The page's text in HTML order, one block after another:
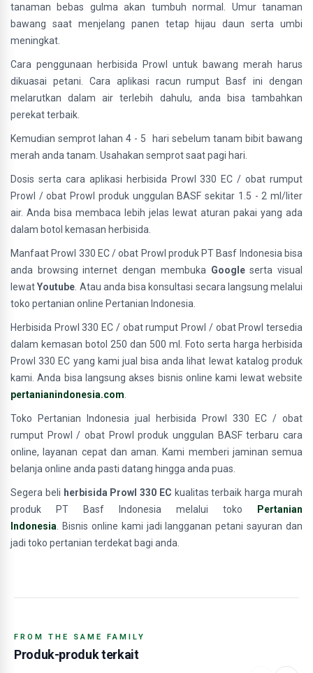
tanaman bebas gulma akan tumbuh normal. Umur tanaman
bawang saat menjelang panen tetap hijau daun serta umbi
meningkat.
Cara penggunaan herbisida Prowl untuk bawang merah harus
dikuasai petani. Cara aplikasi racun rumput Basf ini dengan
melarutkan dalam air terlebih dahulu, anda bisa tambahkan
perekat terbaik.
Kemudian semprot lahan 4 - 5 hari sebelum tanam bibit bawang
merah anda tanam. Usahakan semprot saat pagi hari.
Dosis serta cara aplikasi herbisida Prowl 330 EC / obat rumput
Prowl / obat Prowl produk unggulan BASF sekitar 1.5 - 2 ml/liter
air. Anda bisa membaca lebih jelas lewat aturan pakai yang ada
dalam botol kemasan herbisida.
Manfaat Prowl 330 EC / obat Prowl produk PT Basf Indonesia bisa
anda browsing internet dengan membuka Googleserta visual
lewatYoutube . Atau anda bisa konsultasi secara langsung melalui
toko pertanian online Pertanian Indonesia.
Herbisida Prowl 330 EC / obat rumput Prowl / obat Prowl tersedia
dalam kemasan botol 250 dan 500 ml. Foto serta harga herbisida
Prowl 330 EC yang kami jual bisa anda lihat lewat katalog produk
kami. Anda bisa langsung akses bisnis online kami lewat website
pertanianindonesia.com
Toko Pertanian Indonesia jual herbisida Prowl 330 EC / obat
rumput Prowl / obat Prowl produk unggulan BASF terbaru cara
online, layanan cepat dan aman. Kami memberi jaminan semua
belanja online anda pasti datang hingga anda puas.
Segera beli herbisida Prowl 330 EC kualitas terbaik harga murah
produk PT Basf Indonesia melalui toko
Pertanian
Indonesia . Bisnis online kami jadi langganan petani sayuran dan
jadi toko pertanian terdekat bagi anda.
FROM THE SAME FAMILY
Produk-produk terkait